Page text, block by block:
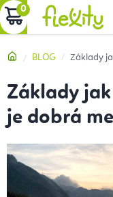
Přejít
na
NÁKUPNÍ
DomůBLOG Základy
Základy
je dobrá